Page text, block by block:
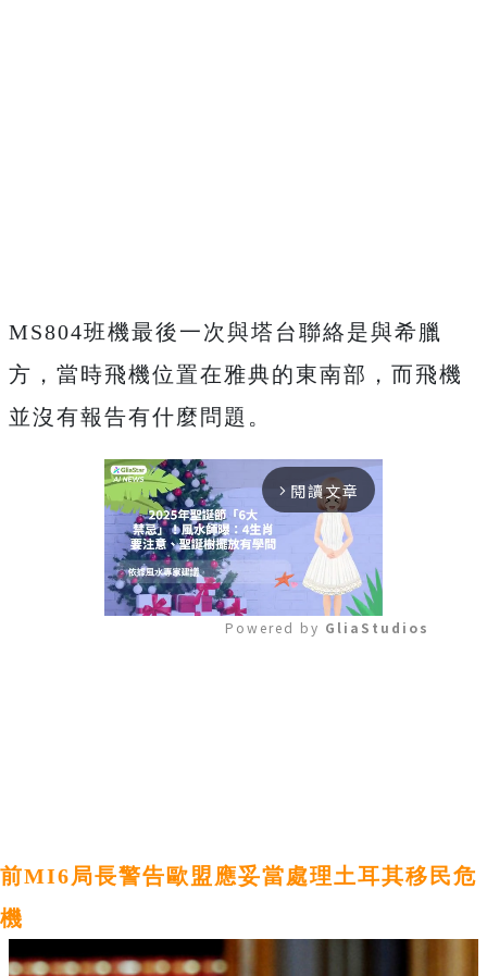
MS804班機最後一次與塔台聯絡是與希臘
方，當時飛機位置在雅典的東南部，而飛機
並沒有報告有什麼問題。
arrow_forward_ios 閱讀文章
Powered by GliaStudios
前MI6局長警告歐盟應妥當處理土耳其移民危
機